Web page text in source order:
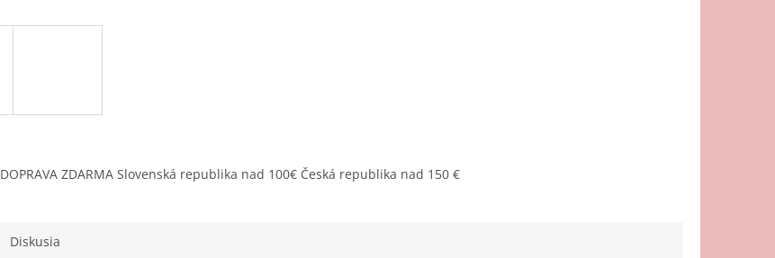
DOPRAVA ZDARMA Slovenská republika nad 100€ Česká republika nad 150 €
Diskusia